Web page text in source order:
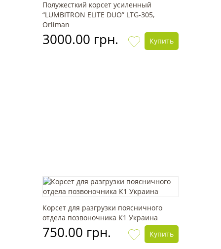
Полужесткий корсет усиленный
“LUMBITRON ELITE DUO” LTG-305,
Orliman
3000.00 грн. Купить
Корсет для разгрузки поясничного
отдела позвоночника К1 Украина
750.00 грн. Купить